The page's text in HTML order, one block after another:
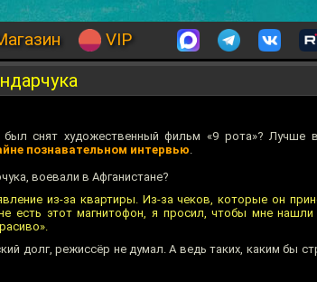
VIP
снят художественный фильм «9 рота»? Лучше
познавательном интервью.
воевали в Афганистане?
из-за квартиры. Из-за чеков, которые он
есть этот магнитофон, я просил, чтобы мне
долг, режиссёр не думал. А ведь таких, каким бы